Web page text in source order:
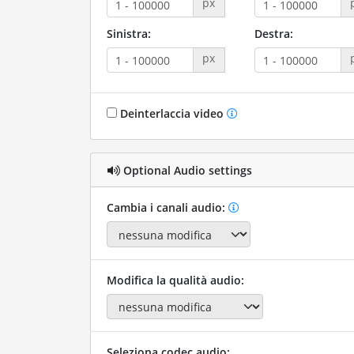
px
Sinistra:
px
Destra:
Deinterlaccia video
Optional Audio settings
Cambia i canali audio:
Modifica la qualità audio: